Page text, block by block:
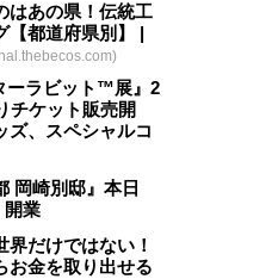
はあの県！伝統工
【都道府県別】 |
ーラビット™展』2
チケット販売開
、スペシャルコ
岡崎別邸』本日
開業
界だけではない！
お金を取り出せる